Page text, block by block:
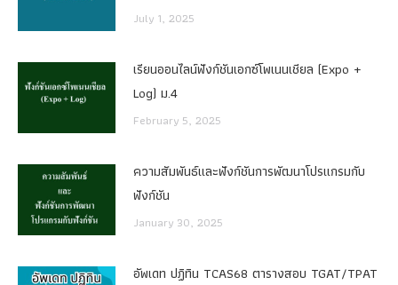
July 1, 2025
เรียนออนไลน์ฟังก์ชันเอกซ์โพเนนเชียล (Expo +
Log) ม.4
February 5, 2025
ความสัมพันธ์และฟังก์ชันการพัฒนาโปรแกรมกับ
ฟังก์ชัน
January 30, 2025
อัพเดท ปฏิทิน TCAS68 ตารางสอบ TGAT/TPAT